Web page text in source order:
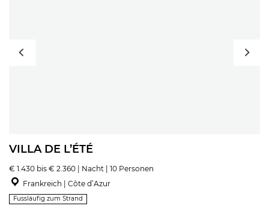
VILLA DE L’ÉTÉ
€ 1.430 bis € 2.360 | Nacht | 10 Personen
Frankreich | Côte d’Azur
Fussläufig zum Strand